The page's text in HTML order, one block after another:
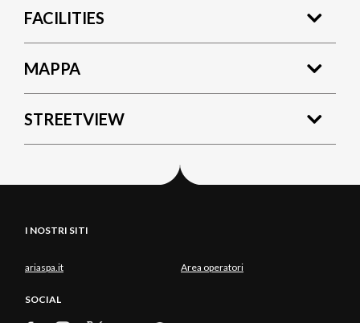
FACILITIES
MAPPA
STREETVIEW
I NOSTRI SITI
ariaspa.it Area operatori
SOCIAL